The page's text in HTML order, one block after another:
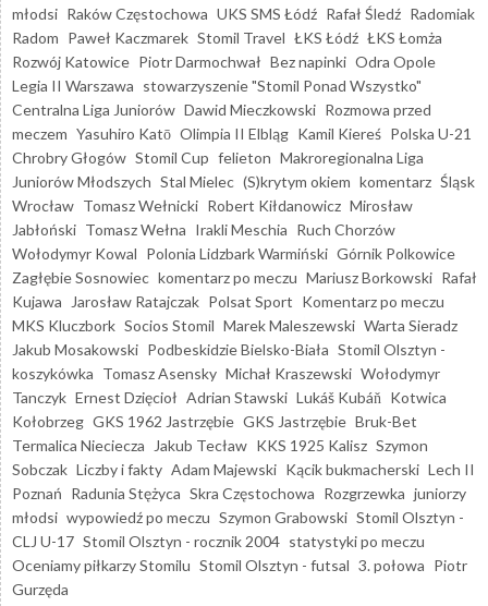
młodsi Raków Częstochowa UKS SMS Łódź Rafał Śledź Radomiak
Radom Paweł Kaczmarek Stomil Travel ŁKS Łódź ŁKS Łomża
Rozwój Katowice Piotr Darmochwał Bez napinki Odra Opole
Legia II Warszawa stowarzyszenie "Stomil Ponad Wszystko"
Centralna Liga Juniorów Dawid Mieczkowski Rozmowa przed
meczem Yasuhiro Katō Olimpia II Elbląg Kamil Kiereś Polska U-21
Chrobry Głogów Stomil Cup felieton Makroregionalna Liga
Juniorów Młodszych Stal Mielec (S)krytym okiem komentarz Śląsk
Wrocław Tomasz Wełnicki Robert Kiłdanowicz Mirosław
Jabłoński Tomasz Wełna Irakli Meschia Ruch Chorzów
Wołodymyr Kowal Polonia Lidzbark Warmiński Górnik Polkowice
Zagłębie Sosnowiec komentarz po meczu Mariusz Borkowski Rafał
Kujawa
Jarosław Ratajczak Polsat Sport Komentarz po meczu
MKS Kluczbork Socios Stomil Marek Maleszewski Warta Sieradz
Jakub Mosakowski Podbeskidzie Bielsko-Biała Stomil Olsztyn -
koszykówka Tomasz Asensky Michał Kraszewski Wołodymyr
Tanczyk Ernest Dzięcioł Adrian Stawski Lukáš Kubáň Kotwica
Kołobrzeg GKS 1962 Jastrzębie GKS Jastrzębie Bruk-Bet
Termalica Nieciecza
Jakub Tecław KKS 1925 Kalisz Szymon
Sobczak Liczby i fakty Adam Majewski Kącik bukmacherski Lech II
Poznań Radunia Stężyca Skra Częstochowa Rozgrzewka juniorzy
młodsi wypowiedź po meczu Szymon Grabowski Stomil Olsztyn -
CLJ U-17 Stomil Olsztyn - rocznik 2004 statystyki po meczu
Oceniamy piłkarzy Stomilu Stomil Olsztyn - futsal 3. połowa Piotr
Gurzęda